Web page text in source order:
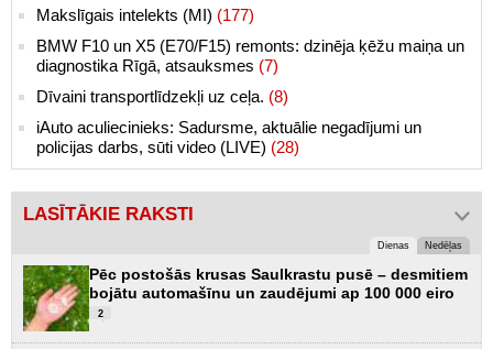
Makslīgais intelekts (MI) (177)
BMW F10 un X5 (E70/F15) remonts: dzinēja ķēžu maiņa un
diagnostika Rīgā, atsauksmes (7)
Dīvaini transportlīdzekļi uz ceļa. (8)
iAuto aculiecinieks: Sadursme, aktuālie negadījumi un
policijas darbs, sūti video (LIVE) (28)
LASĪTĀKIE RAKSTI
Dienas Nedēļas
Pēc postošās krusas Saulkrastu pusē – desmitiem
bojātu automašīnu un zaudējumi ap 100 000 eiro
2